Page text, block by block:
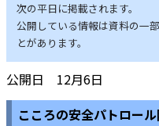
次の平日に掲載されます。
公開している情報は資料の一
とがあります。
公開日 12月6日
こころの安全パトロー